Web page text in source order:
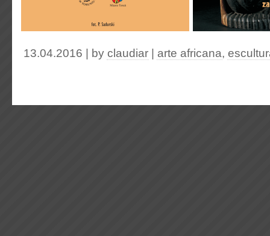
13.04.2016 | by claudiar arte africana,